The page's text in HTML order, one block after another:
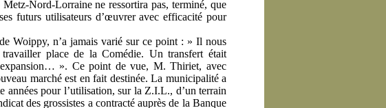
Nord-Lorraine ne ressortira pas, terminé, que
futurs utilisateurs d’œuvrer avec efficacité pour
Woippy, n’a jamais varié sur ce point : » Il nous
place de la Comédie. Un transfert était
expansion… ». Ce point de vue, M. Thiriet, avec
marché est en fait destinée. La municipalité a
années pour l’utilisation, sur la Z.I.L., d’un terrain
des grossistes a contracté auprès de la Banque